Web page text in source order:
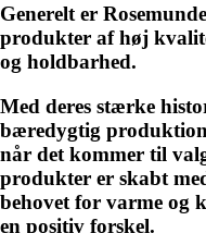
Generelt er
produkter af høj
og holdbarhed.
Med deres stærke
bæredygtig produktion
når det kommer til
produkter er skabt
behovet for varme og
en positiv forskel.